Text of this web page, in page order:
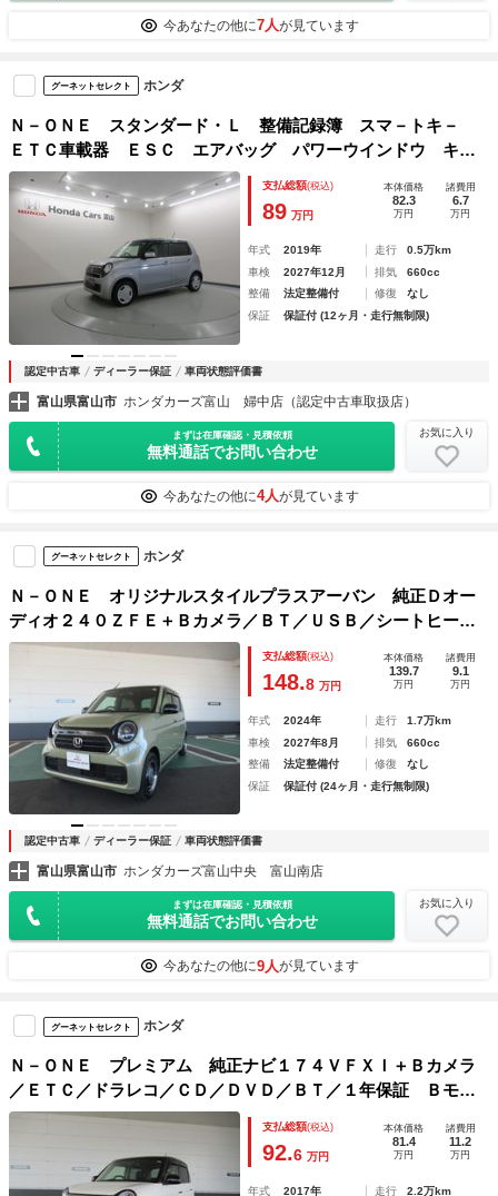
今あなたの他に7人が見ています
グーネットセレクト ホンダ
Ｎ－ＯＮＥ スタンダード・Ｌ 整備記録簿 スマ－トキ－
ＥＴＣ車載器 ＥＳＣ エアバッグ パワーウインドウ キー
レスエントリー パワーステアリング Ｂカメラ Ｗエアバッ
ク アイドリングストップ オートエアコン
支払総額(税込)
89 万円
本体価格
82.3
万円
諸費用
6.7
万円
年式 2019年 走行
0.5万km
車検
2027年12月 排気
660cc
整備
法定整備付 修復
なし
保証
保証付 (12ヶ月・走行無制限)
認定中古車 ディーラー保証 車両状態評価書
富山県富山市 ホンダカーズ富山 婦中店（認定中古車取扱店）
まずは在庫確認・見積依頼
無料通話でお問い合わせ
お気に入り
今あなたの他に4人が見ています
グーネットセレクト ホンダ
Ｎ－ＯＮＥ オリジナルスタイルプラスアーバン 純正Ｄオー
ディオ２４０ＺＦＥ＋Ｂカメラ／ＢＴ／ＵＳＢ／シートヒータ
ー／２年保証 リアコーナーセンサー クルコン レーンアシ
スト Ｒカメ サイドエアバッグ Ｂｌｕｅｔｏｏｔｈオーデ
ィオ ＡＢＳ ＳＲＳ
支払総額(税込)
148.8 万円
本体価格
139.7
万円
諸費用
9.1
万円
年式 2024年 走行
1.7万km
車検
2027年8月 排気
660cc
整備
法定整備付 修復
なし
保証
保証付 (24ヶ月・走行無制限)
認定中古車 ディーラー保証 車両状態評価書
富山県富山市 ホンダカーズ富山中央 富山南店
まずは在庫確認・見積依頼
無料通話でお問い合わせ
お気に入り
今あなたの他に9人が見ています
グーネットセレクト ホンダ
Ｎ－ＯＮＥ プレミアム 純正ナビ１７４ＶＦＸＩ＋Ｂカメラ
／ＥＴＣ／ドラレコ／ＣＤ／ＤＶＤ／ＢＴ／１年保証 Ｂモニ
ター インテリキー ＡＡＣ ベンチシート ドライブレコー
ダー ＡＵＸ 地デジ ＥＳＣ 助手席エアバック キーレス
支払総額(税込)
92.6 万円
本体価格
81.4
万円
諸費用
11.2
万円
年式 2017年 走行 2.2万km